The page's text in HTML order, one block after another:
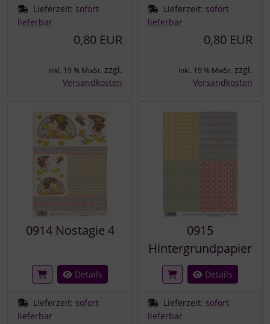
Lieferzeit: sofort
lieferbar
0,80 EUR
inkl. 19 % MwSt. zzgl.
Versandkosten
Lieferzeit: sofort
lieferbar
0,80 EUR
inkl. 19 % MwSt. zzgl.
Versandkosten
0914 Nostagie 4
Details
Lieferzeit: sofort
lieferbar
0915
Hintergrundpapier
Details
Lieferzeit: sofort
lieferbar